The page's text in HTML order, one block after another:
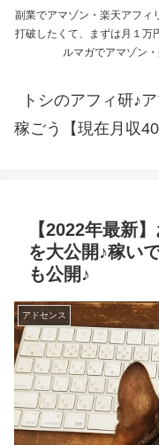
副業でアマゾン・楽天アフィ
打破したくて、まずは月１万
ルマガでアマゾン
トシのアフィ研♪
稼ごう【現在月収
【2022年最新
を大公開♪稼い
も公開♪
アドセンス